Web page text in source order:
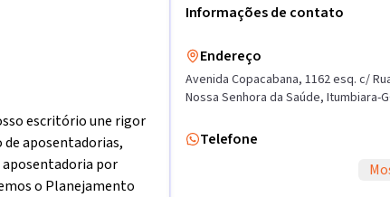
escritório une rigor
de aposentadorias,
aposentadoria por
o Planejamento
Informações de contato
Endereço
Avenida Copacabana, 1162 esq. c/
Nossa Senhora da Saúde, Itumbiara-
Telefone